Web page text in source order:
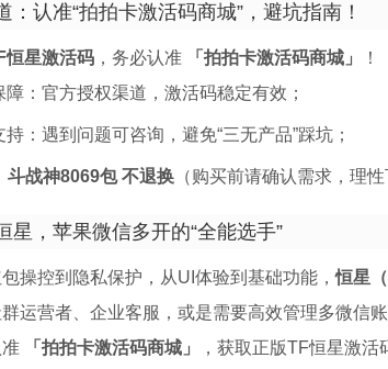
：认准“拍拍卡激活码商城”，避坑指南！
恒星激活码，务必认准 「拍拍卡激活码商城」
！
障：官方授权渠道，激活码稳定有效；
持：遇到问题可咨询，避免“三无产品”踩坑；
斗战神8069包 不退换（购买前请确认需求，理性
星，苹果微信多开的“全能选手”
操控到隐私保护，从UI体验到基础功能，恒星（
运营者、企业客服，或是需要高效管理多微信
「拍拍卡激活码商城」
，获取正版TF恒星激